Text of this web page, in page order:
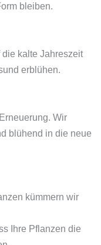
bleiben.
kalte Jahreszeit
erblühen.
Wir
blühend in die neue
kümmern wir
Ihre Pflanzen die